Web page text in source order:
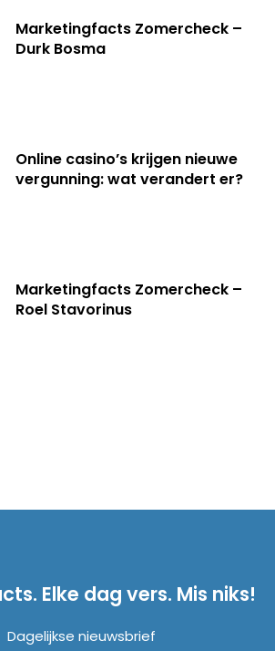
Marketingfacts Zomercheck –
Durk Bosma
Online casino’s krijgen nieuwe
vergunning: wat verandert er?
Marketingfacts Zomercheck –
Roel Stavorinus
Elke dag vers. Mis niks!
Dagelijkse nieuwsbrief